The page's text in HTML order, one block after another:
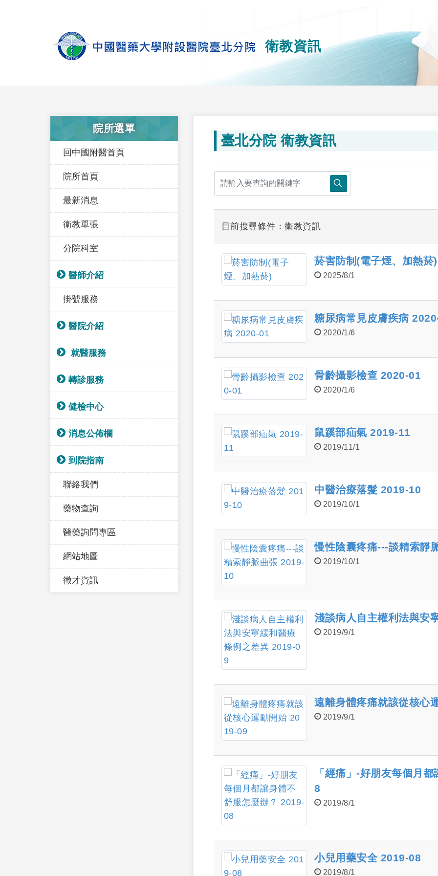
衛教資訊
院所選單
回中國附醫首頁
院所首頁
最新消息
衛教單張
分院科室
醫師介紹
掛號服務
醫院介紹
就醫服務
轉診服務
健檢中心
消息公佈欄
到院指南
聯絡我們
藥物查詢
醫藥詢問專區
網站地圖
徵才資訊
臺北分院 衛教資訊
目前搜尋條件：衛教資訊
菸害防制(電子煙、加熱菸)
2025/8/1
糖尿病常見皮膚疾病
2020/1/6
骨齡攝影檢查 2020-01
2020/1/6
鼠蹊部疝氣 2019-11
2019/11/1
中醫治療落髮 2019-10
2019/10/1
慢性陰囊疼痛---談精索靜
2019/10/1
淺談病人自主權利法與安
2019/9/1
遠離身體疼痛就該從核心
2019/9/1
「經痛」-好朋友每個月
8
2019/8/1
小兒用藥安全 2019-08
2019/8/1